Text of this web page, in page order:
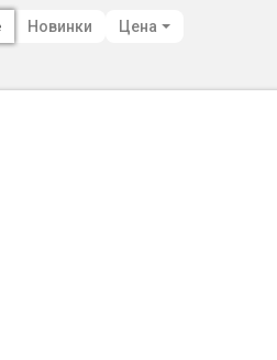
Новинки Цена